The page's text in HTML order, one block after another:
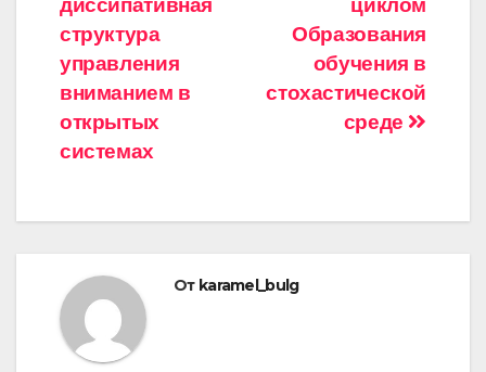
Образования
обучения в
стохастической
среде
структура
управления
вниманием в
открытых
системах
От karamel_bulg